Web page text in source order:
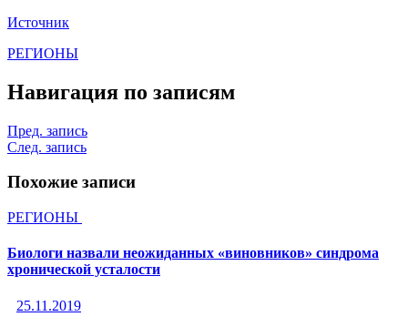
Источник
РЕГИОНЫ
Навигация по записям
Пред. запись
След. запись
Похожие записи
РЕГИОНЫ
Биологи назвали неожиданных «виновников» синдрома
хронической усталости
25.11.2019